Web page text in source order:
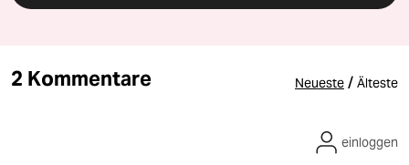
2 Kommentare Neueste / Älteste
einloggen